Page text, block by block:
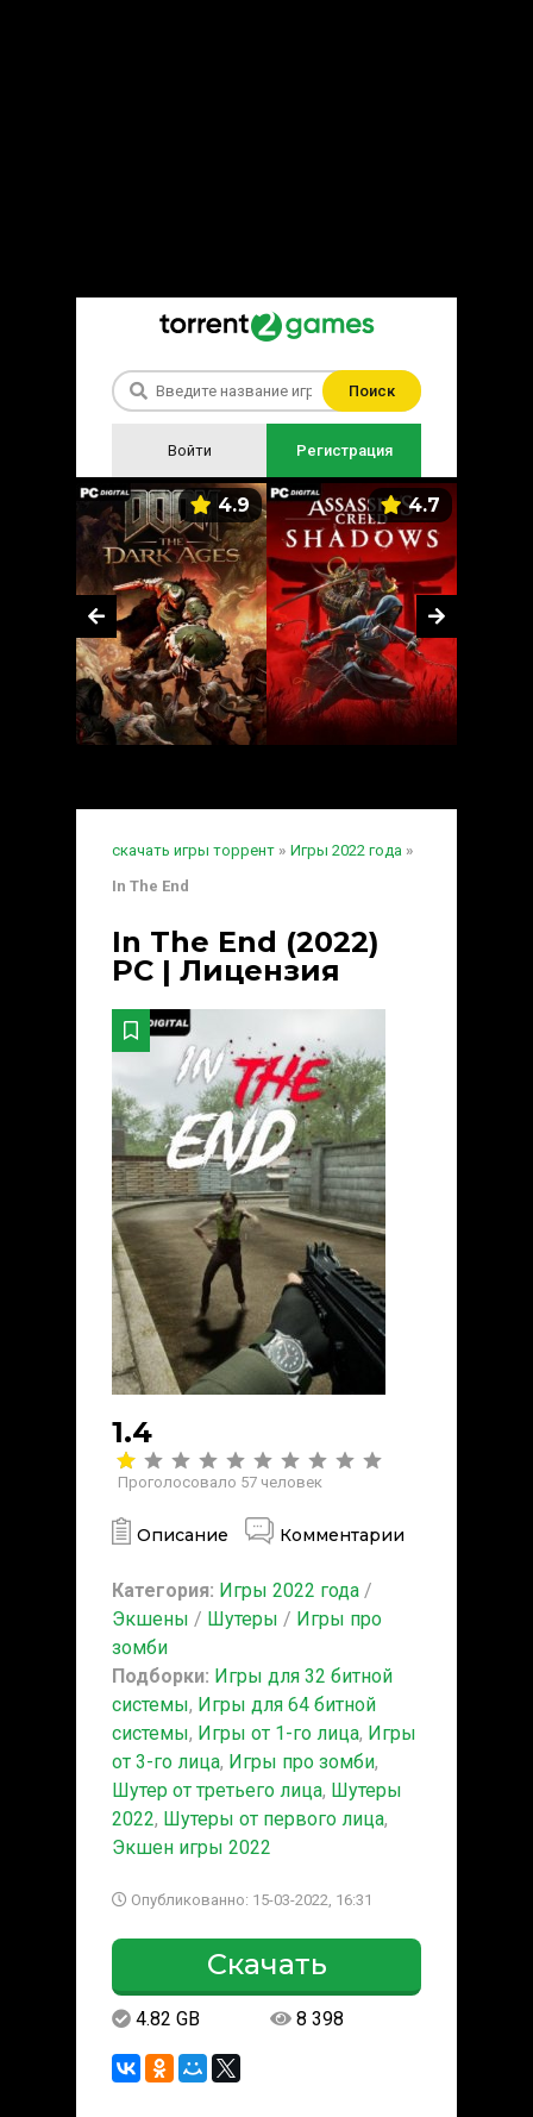
Поиск
Войти Регистрация
4.9 4.7
скачать игры торрент » Игры 2022 года »
In The End
In The End (2022)
PC | Лицензия
1.4
Проголосовало 57 человек
Описание Комментарии
Категория: Игры 2022 года /
Экшены / Шутеры / Игры про
зомби
Подборки: Игры для 32 битной
системы, Игры для 64 битной
системы, Игры от 1-го лица, Игры
от 3-го лица, Игры про зомби,
Шутер от третьего лица, Шутеры
2022, Шутеры от первого лица,
Экшен игры 2022
Опубликованно: 15-03-2022, 16:31
Скачать
4.82 GB 8 398